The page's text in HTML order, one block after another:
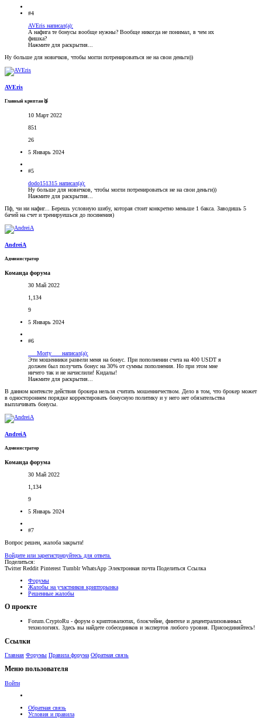
#4
AVEris написал(а):
А нафига те бонусы вообще нужны? Вообще никогда не понимал, в чем их
фишка?
Нажмите для раскрытия...
Ну больше для новичков, чтобы могли потренироваться не на свои деньги))
AVEris
Главный криптан🥉
10 Март 2022
851
26
5 Январь 2024
#5
dodo151315 написал(а):
Ну больше для новичков, чтобы могли потренироваться не на свои деньги))
Нажмите для раскрытия...
Пф, чи ни нафиг... Берешь условную шибу, которая стоит конкретно меньше 1 бакса. Заводишь 5
бачей на счет и тренируешься до посинения)
AndreiA
Администратор
Команда форума
30 Май 2022
1,134
9
5 Январь 2024
#6
___Morty___ написал(а):
Эти мошенники развели меня на бонус. При пополнении счета на 400 USDT я
должен был получить бонус на 30% от суммы пополнения. Но при этом мне
ничего так и не начислили! Кидалы!
Нажмите для раскрытия...
В данном контексте действия брокера нельзя считать мошенничеством. Дело в том, что брокер может
в одностороннем порядке корректировать бонусную политику и у него нет обязательства
выплачивать бонусы.
AndreiA
Администратор
Команда форума
30 Май 2022
1,134
9
5 Январь 2024
#7
Вопрос решен, жалоба закрыта!
Войдите или зарегистрируйтесь для ответа.
Поделиться:
Twitter Reddit Pinterest Tumblr WhatsApp Электронная почта Поделиться Ссылка
Форумы
Жалобы на участников крипторынка
Решенные жалобы
О проекте
Forum.CryptoRu - форум о криптовалютах, блокчейне, финтехе и децентрализованных
технологиях. Здесь вы найдете собеседников и экспертов любого уровня. Присоединяйтесь!
Ссылки
Главная Форумы Правила форума Обратная связь
Меню пользователя
Войти
Обратная связь
Условия и правила